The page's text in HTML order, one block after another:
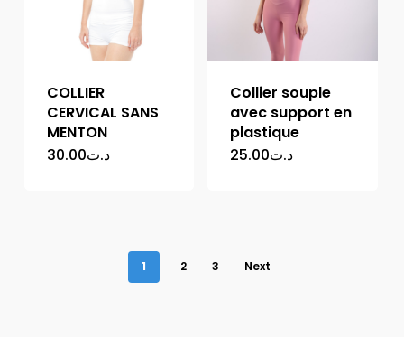
COLLIER
CERVICAL SANS
MENTON
د.ت30.00
Collier souple
avec support en
plastique
د.ت25.00
1 2 3 Next